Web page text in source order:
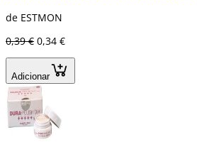
de ESTMON
0,39 € 0,34 €
Adicionar